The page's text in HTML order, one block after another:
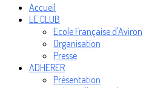
Accueil
LE CLUB
Ecole Française d'Aviron
Organisation
Presse
ADHERER
Présentation